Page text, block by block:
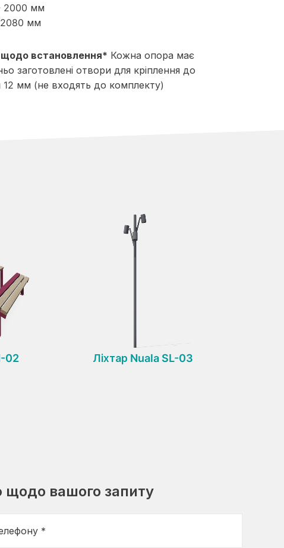
2000 мм
мм
щодо встановлення* Кожна опора має
заготовлені отвори для кріплення до
12 мм (не входять до комплекту)
02 Ліхтар Nuala SL-03
щодо вашого запиту
*